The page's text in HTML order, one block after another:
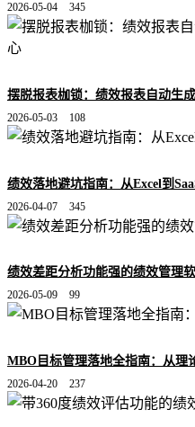
2026-05-04 345
摆脱报表枷锁：绩效报表自动生
2026-05-03 108
绩效落地避坑指南：从Excel到
2026-04-07 345
绩效差距分析功能强的绩效管理
2026-05-09 99
MBO目标管理落地全指南：从理
2026-04-20 237